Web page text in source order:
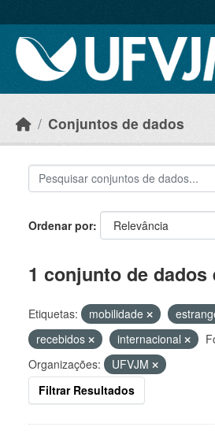
Conjuntos de dados
Ordenar por
1 conjunto de dados
Etiquetas: mobilidade
recebidos
internacional
Organizações:
UFVJM
Filtrar Resultados